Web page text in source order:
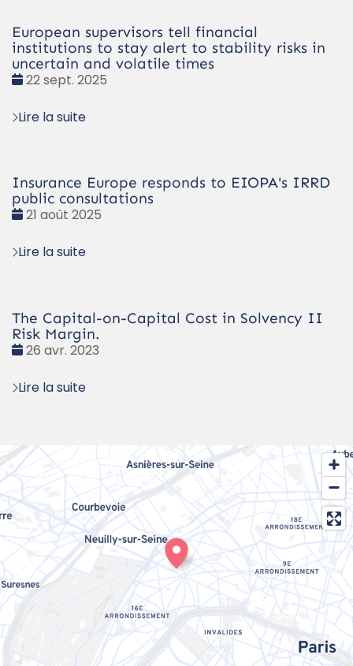
European supervisors tell financial
institutions to stay alert to stability risks in
uncertain and volatile times
Date
22 sept. 2025
Lire la suite
Insurance Europe responds to EIOPA's IRRD
public consultations
Date
21 août 2025
Lire la suite
The Capital-on-Capital Cost in Solvency II
Risk Margin.
Date
26 avr. 2023
Lire la suite